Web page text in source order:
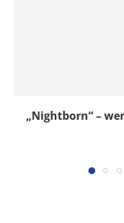
„Nightborn“ –